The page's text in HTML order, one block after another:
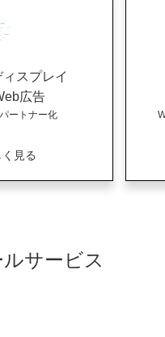
スプレイ
広告
ートナー化
見る
サービス